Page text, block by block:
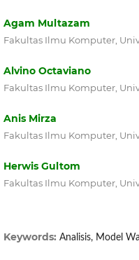
Agam Multazam
Fakultas Ilmu Komputer,
Alvino Octaviano
Fakultas Ilmu Komputer,
Anis Mirza
Fakultas Ilmu Komputer,
Herwis Gultom
Fakultas Ilmu Komputer,
Keywords: Analisis, Model